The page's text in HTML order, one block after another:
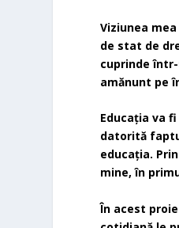
Viziunea
de stat de
cuprinde
amănunt pe
Educația va
datorită
educația.
mine, în
În acest